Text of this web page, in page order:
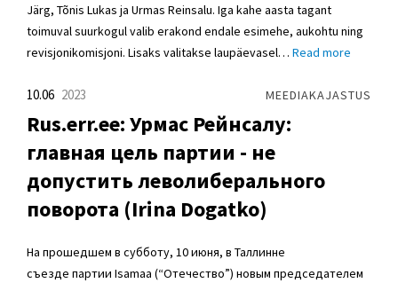
Järg, Tõnis Lukas ja Urmas Reinsalu. Iga kahe aasta tagant
toimuval suurkogul valib erakond endale esimehe, aukohtu ning
revisjonikomisjoni. Lisaks valitakse laupäevasel… Read more
MEEDIAKAJASTUS
10.06 2023
Rus.err.ee: Урмас Рейнсалу:
главная цель партии - не
допустить леволиберального
поворота (Irina Dogatko)
На прошедшем в субботу, 10 июня, в Таллинне
съезде партии Isamaa (“Отечество”) новым председателем